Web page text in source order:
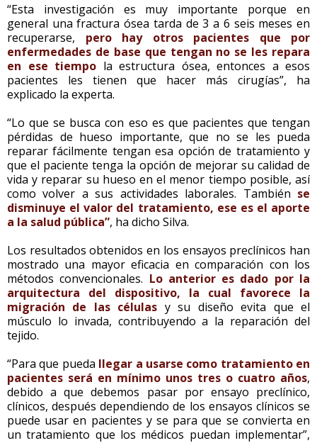
“Esta investigación es muy importante porque en
general una fractura ósea tarda de 3 a 6 seis meses en
recuperarse, pero hay otros pacientes que por
enfermedades de base que tengan no se les repara
en ese tiempo la estructura ósea, entonces a esos
pacientes les tienen que hacer más cirugías”, ha
explicado la experta.
“Lo que se busca con eso es que pacientes que tengan
pérdidas de hueso importante, que no se les pueda
reparar fácilmente tengan esa opción de tratamiento y
que el paciente tenga la opción de mejorar su calidad de
vida y reparar su hueso en el menor tiempo posible, así
como volver a sus actividades laborales. También se
disminuye el valor del tratamiento, ese es el aporte
a la salud pública”, ha dicho Silva.
Los resultados obtenidos en los ensayos preclínicos han
mostrado una mayor eficacia en comparación con los
métodos convencionales. Lo anterior es dado por la
arquitectura del dispositivo, la cual favorece la
migración de las células y su diseño evita que el
músculo lo invada, contribuyendo a la reparación del
tejido.
“Para que pueda llegar a usarse como tratamiento en
pacientes será en mínimo unos tres o cuatro años,
debido a que debemos pasar por ensayo preclínico,
clínicos, después dependiendo de los ensayos clínicos se
puede usar en pacientes y se para que se convierta en
un tratamiento que los médicos puedan implementar”,